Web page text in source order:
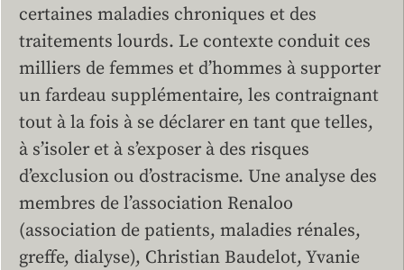
certaines maladies chroniques et des
traitements lourds. Le contexte conduit ces
milliers de femmes et d’hommes à supporter
un fardeau supplémentaire, les contraignant
tout à la fois à se déclarer en tant que telles,
à s’isoler et à s’exposer à des risques
d’exclusion ou d’ostracisme. Une analyse des
membres de l’association Renaloo
(association de patients, maladies rénales,
greffe, dialyse), Christian Baudelot, Yvanie